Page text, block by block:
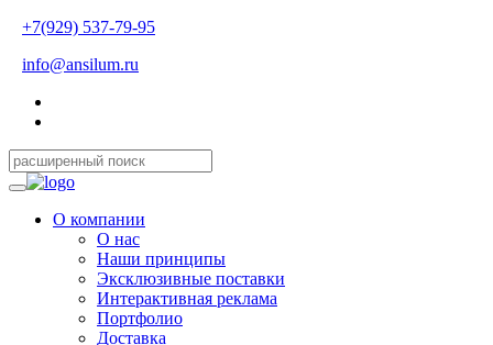
+7(929) 537-79-95
info@ansilum.ru
О компании
О нас
Наши принципы
Эксклюзивные поставки
Интерактивная реклама
Портфолио
Доставка